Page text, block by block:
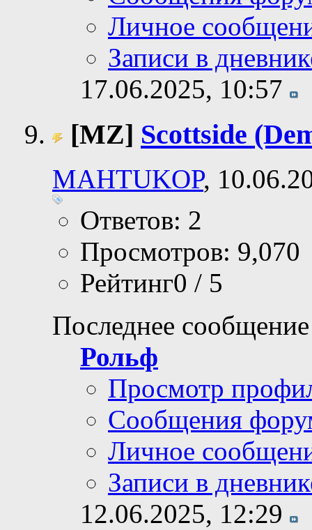
Личное
Записи в
17.06.2025, 10:57
[MZ] Scottside
MAHTUKOP,
Ответов: 2
Просмотров: 9,070
Рейтинг0 / 5
Последнее
Рольф
Просмотр
Сообщения
Личное
Записи в
12.06.2025, 12:29